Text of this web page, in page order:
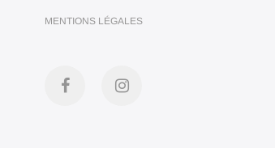
MENTIONS LÉGALES
FacebookInstagram